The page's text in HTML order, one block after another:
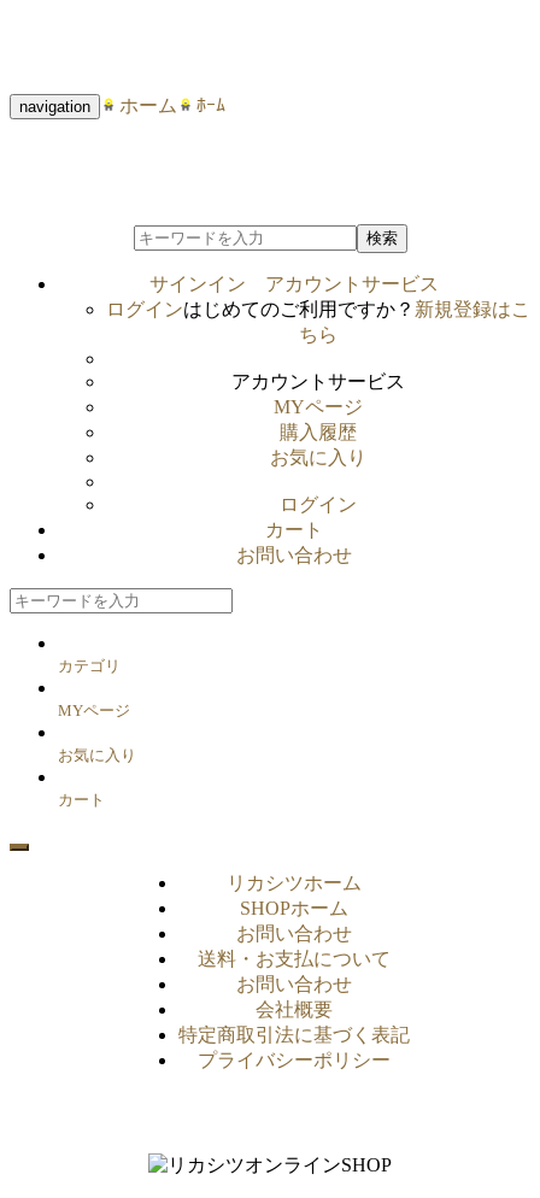
navigation ホーム ﾎｰﾑ
検索
サインイン
アカウントサービス
ログインはじめてのご利用ですか？ 新規登録はこ
ちら
アカウントサービス
MYページ
購入履歴
お気に入り
ログイン
カート
お問い合わせ
カテゴリ
MYページ
お気に入り
カート
リカシツホーム
SHOPホーム
お問い合わせ
送料・お支払について
お問い合わせ
会社概要
特定商取引法に基づく表記
プライバシーポリシー